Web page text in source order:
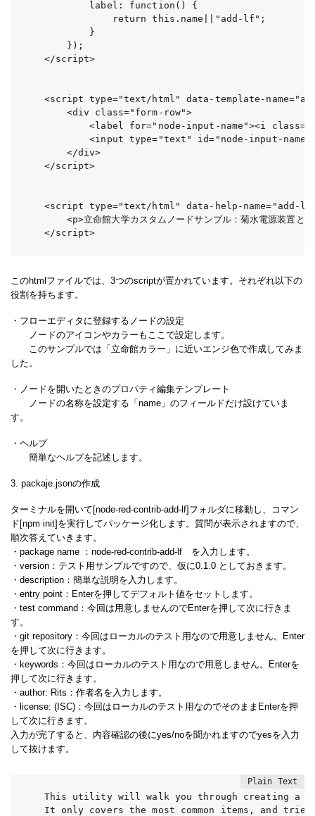
label: function() {
return this.name||"add-lf";
}
});
</script>
<script type="text/html" data-template-
<div class="form-row">
<label for="node-input-name"><i class="fa
<input type="text" id="node-input-name"
</div>
</script>
<script type="text/html" data-help-name="add-
<p>立命館大学カスタムノードサンプル：菊水電源
</script>
このhtmlファイルでは、3つのscriptが置かれています。それぞれ以下の
役割を持ちます。
・フローエディタに登録するノードの設定
ノードのアイコンやカラーもここで設定します。
このサンプルでは「立命館カラー」に近いエンジ色で作成してみま
した。
・ノードを開いたときのプロパティ編集テンプレート
ノードの名称を設定する「name」のフィールドだけ設けていま
す。
・ヘルプ
簡単なヘルプを記述します。
3. packaje.jsonの作成
ターミナルを開いて[node-red-contrib-add-lf]フォルダに移動し、コマン
ド[npm init]を実行してパッケージ化します。質問が表示されますので、
順次答えていきます。
・package name ：node-red-contrib-add-lf を入力します。
・version：テスト用サンプルですので、仮に0.1.0 としておきます。
・description：簡単な説明を入力します。
・entry point：Enterを押してデフォルト値をセットします。
・test command：今回は用意しませんのでEnterを押して次に行きま
す。
・git repository：今回はローカルのテスト用なので用意しません。Enter
を押して次に行きます。
・keywords：今回はローカルのテスト用なので用意しません。Enterを
押して次に行きます。
・author: Rits：作者名を入力します。
・license: (ISC)：今回はローカルのテスト用なのでそのままEnterを押
して次に行きます。
入力が完了すると、内容確認の後にyes/noを聞かれますのでyesを入力
して抜けます。
This utility will walk you through creating a
It only covers the most common items, and